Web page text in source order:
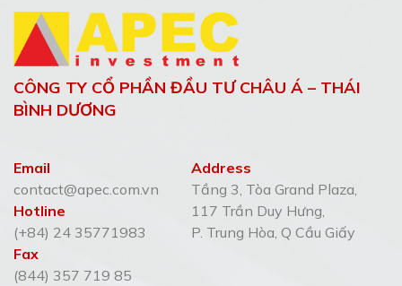
CÔNG TY CỔ PHẦN ĐẦU TƯ CHÂU Á – THÁI
BÌNH DƯƠNG
Email
contact@apec.com.vn
Hotline
(+84) 24 35771983
Fax
(844) 357 719 85
Address
Tầng 3, Tòa Grand Plaza,
117 Trần Duy Hưng,
P. Trung Hòa, Q Cầu Giấy